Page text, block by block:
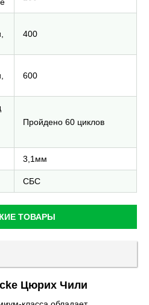
400
600
Пройдено 60 циклов
3,1мм
СБС
ТОВАРЫ
Цюрих Чили